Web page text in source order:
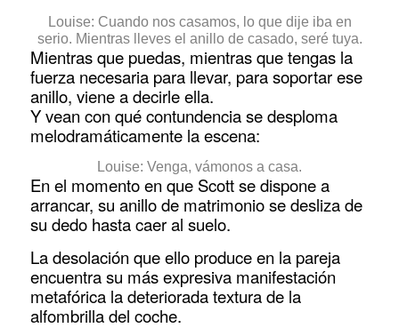
Louise: Cuando nos casamos, lo que dije iba en
serio. Mientras lleves el anillo de casado, seré tuya.
Mientras que puedas, mientras que tengas la
fuerza necesaria para llevar, para soportar ese
anillo, viene a decirle ella.
Y vean con qué contundencia se desploma
melodramáticamente la escena:
Louise: Venga, vámonos a casa.
En el momento en que Scott se dispone a
arrancar, su anillo de matrimonio se desliza de
su dedo hasta caer al suelo.
La desolación que ello produce en la pareja
encuentra su más expresiva manifestación
metafórica la deteriorada textura de la
alfombrilla del coche.